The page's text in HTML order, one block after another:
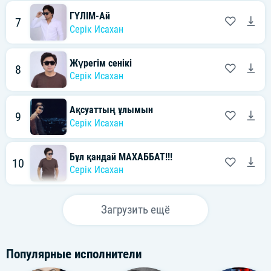
7
ГҮЛІМ-Ай
Серік Исахан
8
Жүрегім сенікі
Серік Исахан
9
Ақсуаттың ұлымын
Серік Исахан
10
Бұл қандай МАХАББАТ!!!
Серік Исахан
Загрузить ещё
Популярные исполнители